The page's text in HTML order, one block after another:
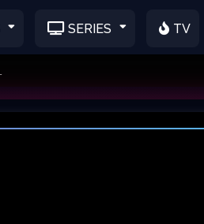
SERIES TV